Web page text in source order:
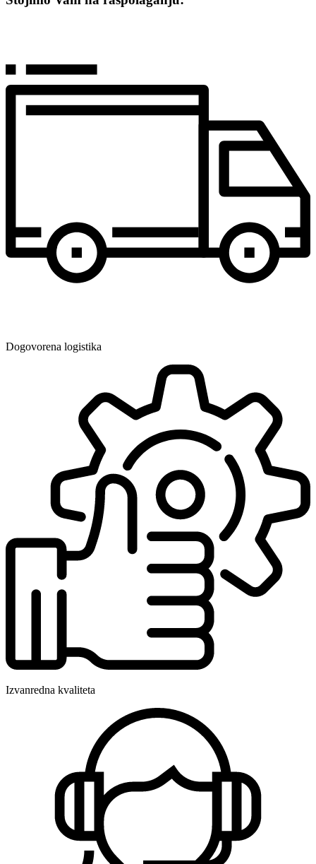
Dogovorena logistika
Izvanredna kvaliteta